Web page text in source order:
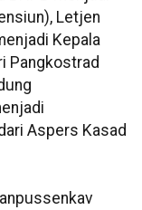
Letjen
Kepala
Pangkostrad
Aspers Kasad